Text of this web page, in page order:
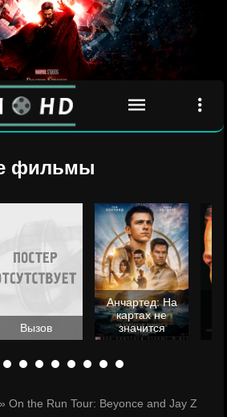
фильмы
Вызов
Анчартед: На
картах не
значится
» On the Run Tour: Beyonce and Jay Z